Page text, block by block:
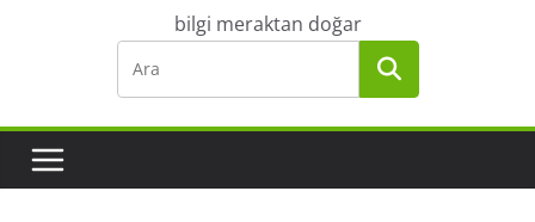
bilgi meraktan doğar